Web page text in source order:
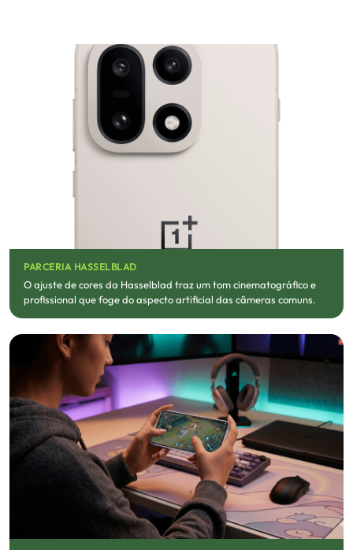
PARCERIA HASSELBLAD
O ajuste de cores da Hasselblad traz um tom cinematográfico e
profissional que foge do aspecto artificial das câmeras comuns.